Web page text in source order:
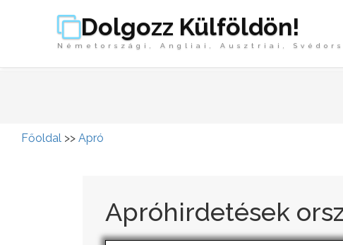
Dolgozz Külföldön!
Németországi, Angliai, Ausztriai,
Főoldal >> Apró
Apróhirdetések